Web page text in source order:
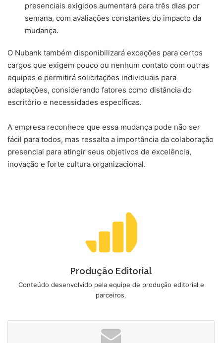
presenciais exigidos aumentará para três dias por
semana, com avaliações constantes do impacto da
mudança.
O Nubank também disponibilizará exceções para certos
cargos que exigem pouco ou nenhum contato com outras
equipes e permitirá solicitações individuais para
adaptações, considerando fatores como distância do
escritório e necessidades específicas.
A empresa reconhece que essa mudança pode não ser
fácil para todos, mas ressalta a importância da colaboração
presencial para atingir seus objetivos de excelência,
inovação e forte cultura organizacional.
Produção Editorial
Conteúdo desenvolvido pela equipe de produção editorial e
parceiros.